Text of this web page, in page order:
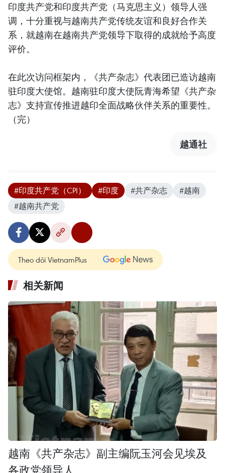
印度共产党和印度共产党（马克思主义）领导人强
调，十分重视与越南共产党传统友谊和良好合作关
系，就越南在越南共产党领导下取得的成就给予高度
评价。
在此次访问框架内，《共产杂志》代表团已造访越南
驻印度大使馆。越南驻印度大使阮青海希望《共产杂
志》支持宣传推进越印全面战略伙伴关系的重要性。
（完）
越通社
#印度共产党（CPI） #印度 #共产杂志
#越南
#越南共产党
Theo dõi VietnamPlus
相关新闻
越南《共产杂志》副主编阮玉河会见埃及
各政党领导人